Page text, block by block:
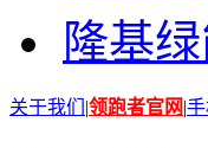
隆基
关于我们 |领跑者官网|